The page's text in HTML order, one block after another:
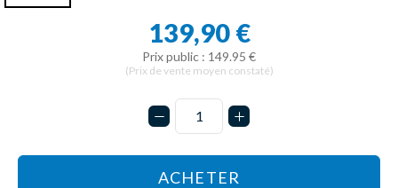
139,90 €
Prix public : 149.95 €
(Prix de vente moyen constaté)
ACHETER